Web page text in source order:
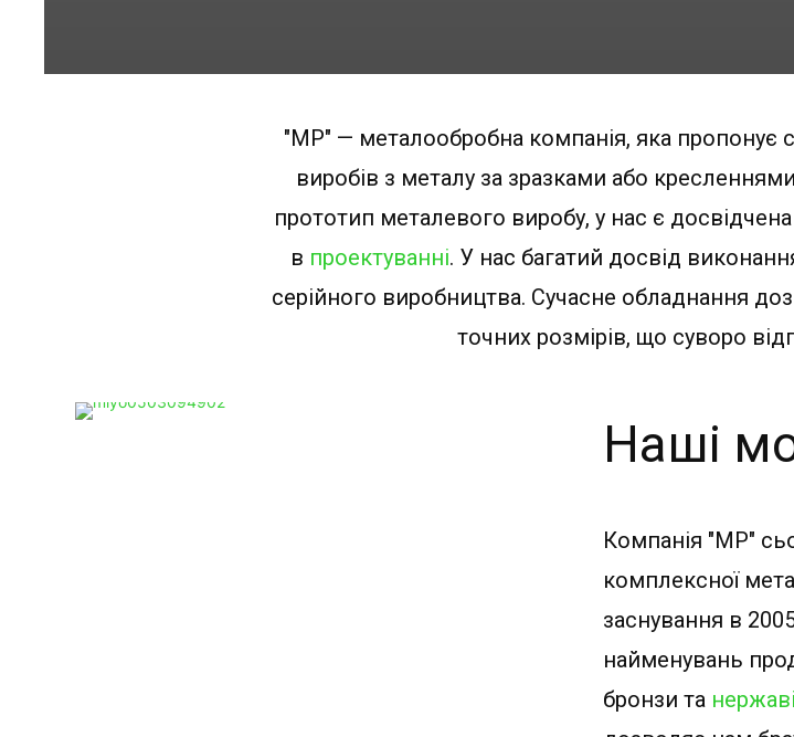
"МР" — металообробна компанія, яка пропонує
виробів з металу за зразками або
прототип металевого виробу, у нас є
в проектуванні. У нас багатий досвід
серійного виробництва. Сучасне обладнання
точних розмірів, що суворо
Наші
Компанія "МР"
комплексної
заснування в
найменувань
бронзи та